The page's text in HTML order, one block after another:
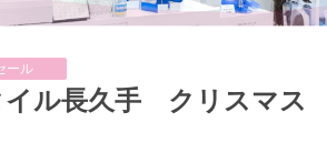
ール
イル長久手 クリスマス